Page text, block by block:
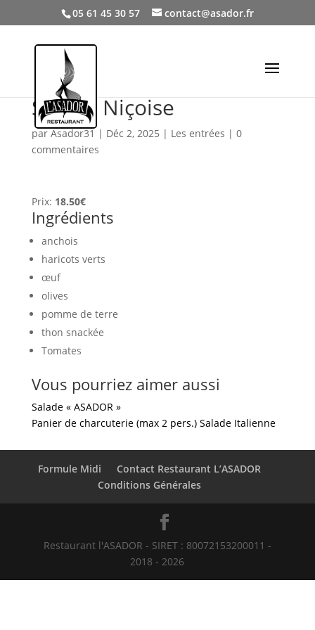
05 61 45 30 57 contact@asador.fr
Salade Niçoise
parAsador31| Déc 2, 2025 | Les entrées | 0
commentaires
Prix: 18.50€
Ingrédients
anchois
haricots verts
œuf
olives
pomme de terre
thon snackée
Tomates
Vous pourriez aimer aussi
Salade « ASADOR »
Panier de charcuterie (max 2 pers.) Salade Italienne
Formule Midi
Contact Restaurant L’ASADOR
Conditions Générales
Restaurant l'ASADOR - SIRET : 80072153200011 -
2018 - 2026